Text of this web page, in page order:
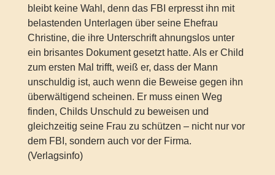
bleibt keine Wahl, denn das FBI erpresst ihn mit
belastenden Unterlagen über seine Ehefrau
Christine, die ihre Unterschrift ahnungslos unter
ein brisantes Dokument gesetzt hatte. Als er Child
zum ersten Mal trifft, weiß er, dass der Mann
unschuldig ist, auch wenn die Beweise gegen ihn
überwältigend scheinen. Er muss einen Weg
finden, Childs Unschuld zu beweisen und
gleichzeitig seine Frau zu schützen – nicht nur vor
dem FBI, sondern auch vor der Firma.
(Verlagsinfo)